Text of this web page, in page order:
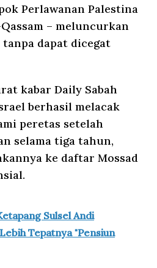
Perlawanan Palestina
– meluncurkan
dapat dicegat
kabar Daily Sabah
berhasil melacak
peretas setelah
selama tiga tahun,
ke daftar Mossad
Sulsel Andi
Tepatnya "Pensiun